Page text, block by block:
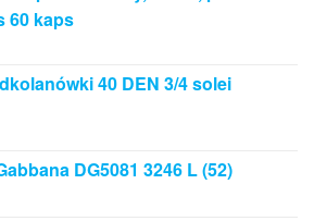
60 kaps
40 DEN 3/4 solei
DG5081 3246 L (52)